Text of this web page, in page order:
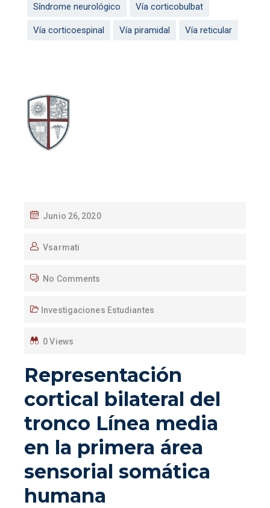
Síndrome neurológico Vía corticobulbat
Vía corticoespinal Vía piramidal Vía reticular
Junio 26, 2020
Vsarmati
No Comments
Investigaciones Estudiantes
0 Views
Representación
cortical bilateral del
tronco Línea media
en la primera área
sensorial somática
humana